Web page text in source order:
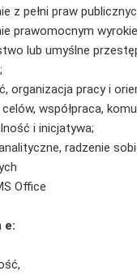
z pełni praw
prawomocnym
lub umyślne
organizacja pracy i
współpraca,
i inicjatywa;
radzenie
Office
e: